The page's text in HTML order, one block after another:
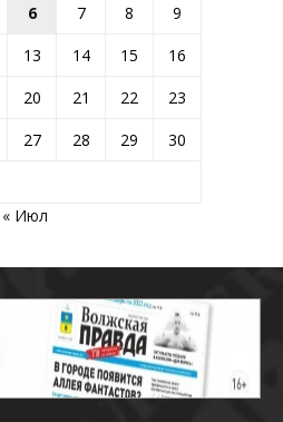
6 7 8
9
13 14 15
16
20 21 22
23
27 28 29
30
« Июл